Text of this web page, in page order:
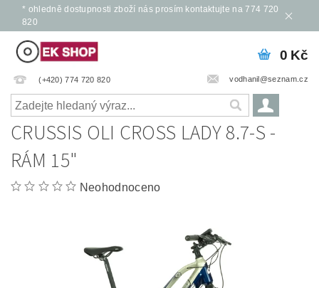
* ohledně dostupnosti zboží nás prosím kontaktujte na 774 720
820
(+420) 774 720 820 vodhanil@seznam.cz
0 Kč
CRUSSIS OLI CROSS LADY 8.7-S -
RÁM 15"
Neohodnoceno